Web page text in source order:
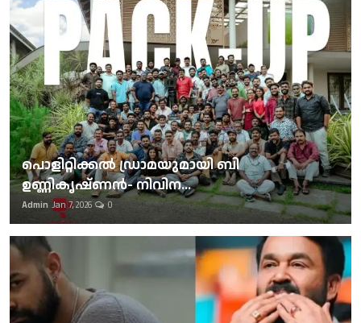
പൊളിറ്റിക്കല്‍ ഡ്രാമയുമായി ബി
ഉണ്ണികൃഷ്ണന്‍- നിവിന...
Admin Jan 7, 2026 0